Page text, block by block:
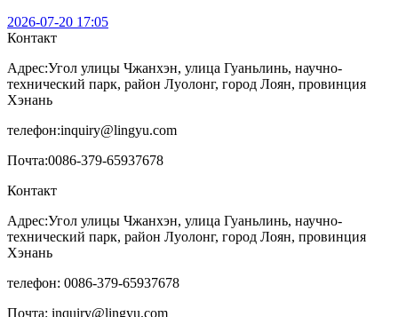
2026-07-20 17:05
Контакт
Адрес:Угол улицы Чжанхэн, улица Гуаньлинь, научно-
технический парк, район Луолонг, город Лоян, провинция
Хэнань
телефон:inquiry@lingyu.com
Почта:0086-379-65937678
Контакт
Адрес:Угол улицы Чжанхэн, улица Гуаньлинь, научно-
технический парк, район Луолонг, город Лоян, провинция
Хэнань
телефон: 0086-379-65937678
Почта: inquiry@lingyu.com